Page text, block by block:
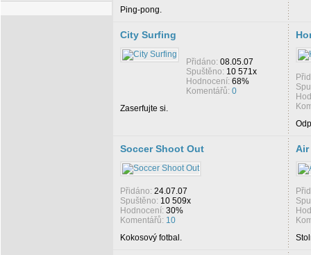
Ping-pong.
City Surfing
Přidáno: 08.05.07
Spuštěno: 10 571x
Hodnocení: 68%
Komentářů: 0
Zaserfujte si.
Soccer Shoot Out
Přidáno: 24.07.07
Spuštěno: 10 509x
Hodnocení: 30%
Komentářů: 10
Kokosový fotbal.
Air